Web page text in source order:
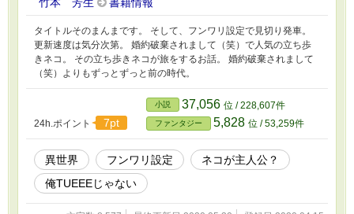
タイトルそのまんまです。 そして、フンワリ設定で見切り発車。
更新速度は気分次第。 婚約破棄されまして（笑）で人気の立ち歩
きネコ。 その立ち歩きネコが旅をするお話。 婚約破棄されまして
（笑）よりもずっとずっと前の時代。
24h.ポイント 7pt
小説 37,056 位 / 228,607件
ファンタジー 5,828 位 / 53,259件
異世界 フンワリ設定
ネコが主人公？
俺TUEEEじゃない